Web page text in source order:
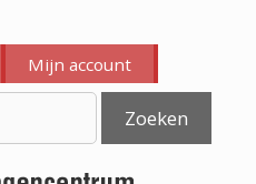
Mijn account
Zoeken